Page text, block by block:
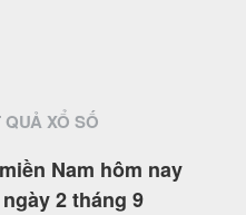
QUẢ XỔ SỐ
Nam hôm nay
2 tháng 9